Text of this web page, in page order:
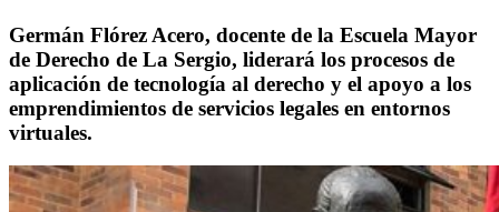
Germán Flórez Acero, docente de la Escuela Mayor
de Derecho de La Sergio, liderará los procesos de
aplicación de tecnología al derecho y el apoyo a los
emprendimientos de servicios legales en entornos
virtuales.